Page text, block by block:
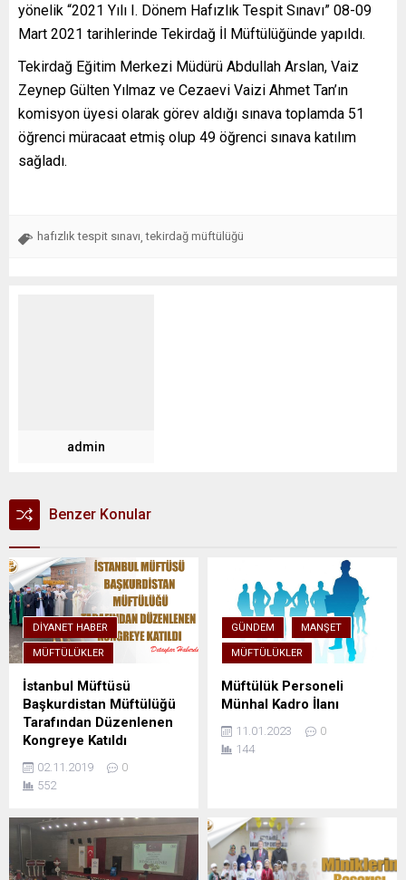
yönelik “2021 Yılı I. Dönem Hafızlık Tespit Sınavı” 08-09
Mart 2021 tarihlerinde Tekirdağ İl Müftülüğünde yapıldı.
Tekirdağ Eğitim Merkezi Müdürü Abdullah Arslan, Vaiz
Zeynep Gülten Yılmaz ve Cezaevi Vaizi Ahmet Tan’ın
komisyon üyesi olarak görev aldığı sınava toplamda 51
öğrenci müracaat etmiş olup 49 öğrenci sınava katılım
sağladı.
hafızlık tespit sınavı ,tekirdağ müftülüğü
admin
Benzer Konular
DIYANET HABER
MÜFTÜLÜKLER
İstanbul Müftüsü
Başkurdistan Müftülüğü
Tarafından Düzenlenen
Kongreye Katıldı
02.11.2019
0
552
GÜNDEM MANŞET
MÜFTÜLÜKLER
Müftülük Personeli
Münhal Kadro İlanı
11.01.2023
0
144